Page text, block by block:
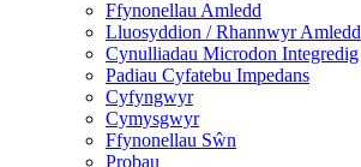
Ffynonellau Amledd
Lluosyddion / Rhannwyr Amledd
Cynulliadau Microdon Integredig
Padiau Cyfatebu Impedans
Cyfyngwyr
Cymysgwyr
Ffynonellau Sŵn
Probau